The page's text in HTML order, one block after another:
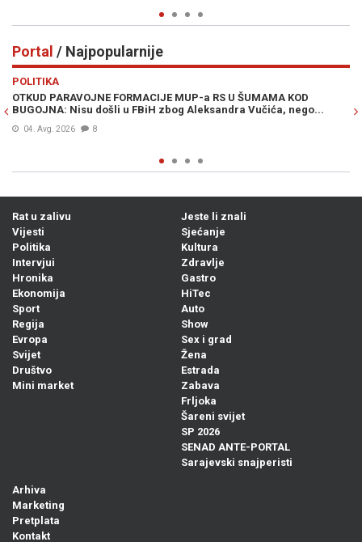
Portal / Najpopularnije
POLITIKA
OTKUD PARAVOJNE FORMACIJE MUP-a RS U ŠUMAMA KOD
BUGOJNA: Nisu došli u FBiH zbog Aleksandra Vučića, nego...
04. Avg. 2026 8
Rat u zalivu
Vijesti
Politika
Intervjui
Hronika
Ekonomija
Sport
Regija
Evropa
Svijet
Društvo
Mini market
Jeste li znali
Sjećanje
Kultura
Zdravlje
Gastro
HiTec
Auto
Show
Sex i grad
Žena
Estrada
Zabava
Frljoka
Šareni svijet
SP 2026
SENAD ANTE-PORTAL
Sarajevski snajperisti
Arhiva
Marketing
Pretplata
Kontakt